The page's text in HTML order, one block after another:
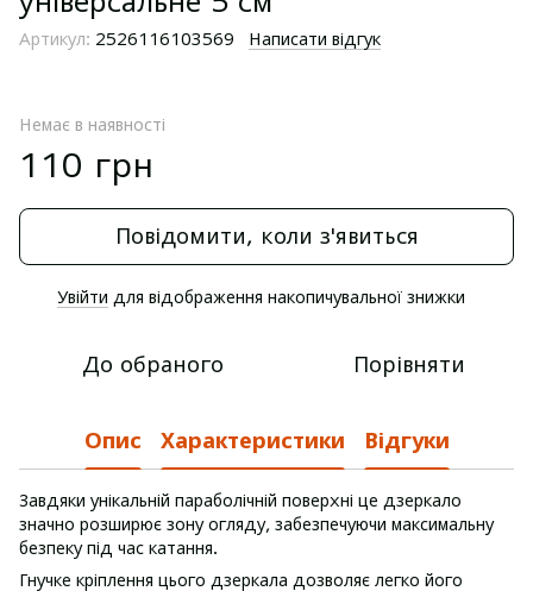
Артикул: 2526116103569 Написати відгук
Немає в наявності
110 грн
Повідомити, коли з'явиться
Увійти для відображення накопичувальної знижки
До обраного Порівняти
Опис Характеристики Відгуки
Завдяки унікальній параболічній поверхні це дзеркало
значно розширює зону огляду, забезпечуючи максимальну
безпеку під час катання.
Гнучке кріплення цього дзеркала дозволяє легко його